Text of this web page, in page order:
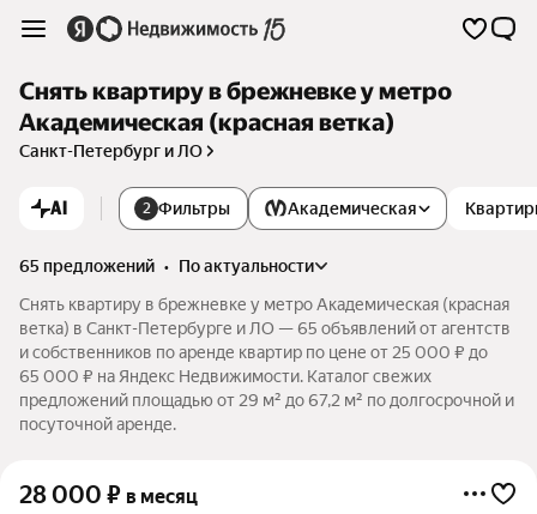
Снять квартиру в брежневке у метро
Академическая (красная ветка)
Санкт-Петербург и ЛО
AI 2 Фильтры Академическая
65 предложений •
по актуальности
Снять квартиру в брежневке у метро Академическая (красная
ветка) в Санкт-Петербурге и ЛО — 65 объявлений от агентств
и собственников по аренде квартир по цене от 25 000 ₽ до
65 000 ₽ на Яндекс Недвижимости. Каталог свежих
предложений площадью от 29 м² до 67,2 м² по долгосрочной и
посуточной аренде.
28 000 ₽ в месяц